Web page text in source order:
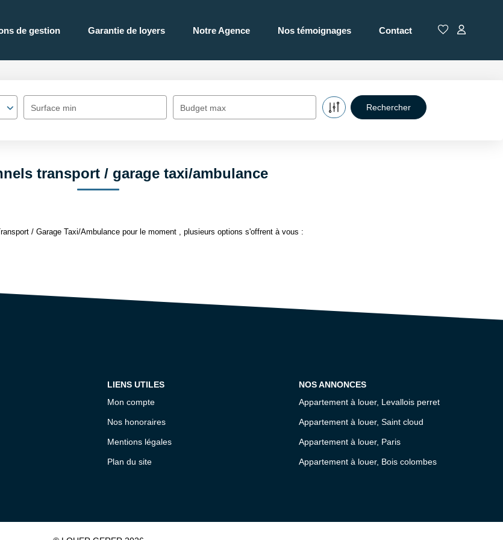
de gestion Garantie de loyers Notre Agence Nos témoignages Contact
Surface min Budget max
transport / garage taxi/ambulance
/ Garage Taxi/Ambulance pour le moment , plusieurs options s'offrent à vous :
LIENS UTILES
Mon compte
Nos honoraires
Mentions légales
Plan du site
NOS ANNONCES
Appartement à louer, Levallois perret
Appartement à louer, Saint cloud
Appartement à louer, Paris
Appartement à louer, Bois colombes